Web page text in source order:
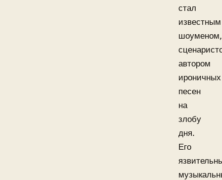
стал
известным
шоуменом,
автором
ироничных
песен
на
злобу
дня.
Его